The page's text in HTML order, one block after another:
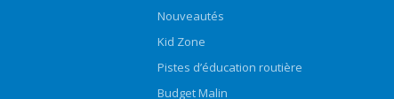
Nouveautés
Kid Zone
Pistes d’éducation routière
Budget Malin